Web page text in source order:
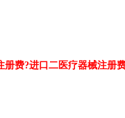
费?进口二医疗器械注册